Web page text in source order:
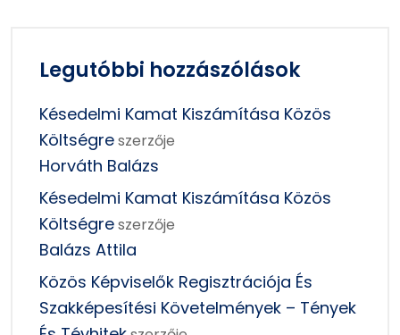
Legutóbbi hozzászólások
Késedelmi Kamat Kiszámítása Közös
Költségreszerzője
Horváth Balázs
Késedelmi Kamat Kiszámítása Közös
Költségreszerzője
Balázs Attila
Közös Képviselők Regisztrációja És
Szakképesítési Követelmények – Tények